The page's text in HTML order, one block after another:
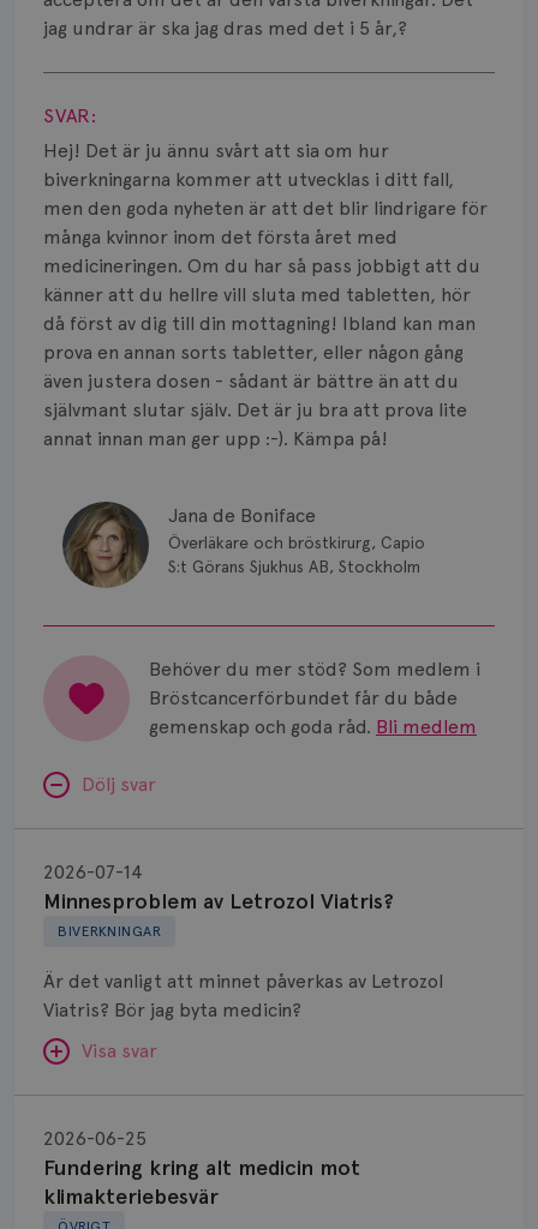
jag undrar är ska jag dras med det i 5 år,?
Visa svar
SVAR:
Hej! Det är ju ännu svårt att sia om hur
biverkningarna kommer att utvecklas i ditt fall,
men den goda nyheten är att det blir lindrigare för
många kvinnor inom det första året med
medicineringen. Om du har så pass jobbigt att du
känner att du hellre vill sluta med tabletten, hör
då först av dig till din mottagning! Ibland kan man
prova en annan sorts tabletter, eller någon gång
även justera dosen - sådant är bättre än att du
självmant slutar själv. Det är ju bra att prova lite
annat innan man ger upp :-). Kämpa på!
Jana de Boniface
Överläkare och bröstkirurg, Capio
S:t Görans Sjukhus AB, Stockholm
Behöver du mer stöd? Som medlem i
Bröstcancerförbundet får du både
gemenskap och goda råd. Bli medlem
Dölj svar
BIVERKNINGAR
Minnesproblem av Letrozol Viatris?
2026-07-14
Är det vanligt att minnet påverkas av Letrozol
Viatris? Bör jag byta medicin?
Visa svar
SVAR:
Hej. Oavsett vilken hormonsänkande behandling
(men även cytostatika) man får så kan en del
Letrozol
Viatris?
Fundering kring alt medicin mot
klimakteriebesvär
2026-06-25
kring
medicin
Smärta
Prognos
Risker
Spridd bröstcancer
Strålning
Vätska